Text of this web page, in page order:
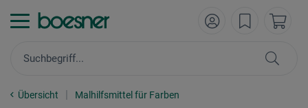
Übersicht Malhilfsmittel für Farben